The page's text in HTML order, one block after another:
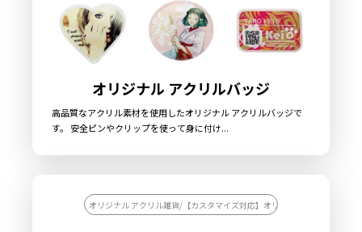
オリジナル アクリルバッジ
高品質なアクリル素材を使用したオリジナル アクリルバッジで
す。 安全ピンやクリップを使って身に付け...
オリジナル アクリル雑貨/【カスタマイズ対応】オリジナル アクリル雑